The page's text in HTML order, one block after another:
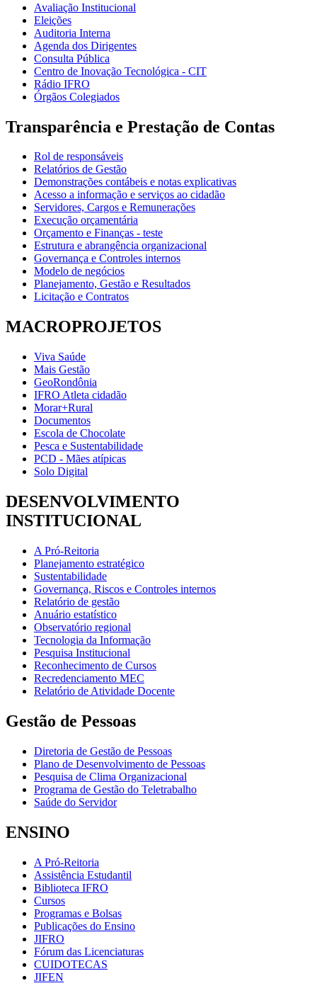
Avaliação Institucional
Eleições
Auditoria Interna
Agenda dos Dirigentes
Consulta Pública
Centro de Inovação Tecnológica - CIT
Rádio IFRO
Órgãos Colegiados
Transparência e Prestação de Contas
Rol de responsáveis
Relatórios de Gestão
Demonstrações contábeis e notas explicativas
Acesso a informação e serviços ao cidadão
Servidores, Cargos e Remunerações
Execução orçamentária
Orçamento e Finanças - teste
Estrutura e abrangência organizacional
Governança e Controles internos
Modelo de negócios
Planejamento, Gestão e Resultados
Licitação e Contratos
MACROPROJETOS
Viva Saúde
Mais Gestão
GeoRondônia
IFRO Atleta cidadão
Morar+Rural
Documentos
Escola de Chocolate
Pesca e Sustentabilidade
PCD - Mães atípicas
Solo Digital
DESENVOLVIMENTO
INSTITUCIONAL
A Pró-Reitoria
Planejamento estratégico
Sustentabilidade
Governança, Riscos e Controles internos
Relatório de gestão
Anuário estatístico
Observatório regional
Tecnologia da Informação
Pesquisa Institucional
Reconhecimento de Cursos
Recredenciamento MEC
Relatório de Atividade Docente
Gestão de Pessoas
Diretoria de Gestão de Pessoas
Plano de Desenvolvimento de Pessoas
Pesquisa de Clima Organizacional
Programa de Gestão do Teletrabalho
Saúde do Servidor
ENSINO
A Pró-Reitoria
Assistência Estudantil
Biblioteca IFRO
Cursos
Programas e Bolsas
Publicações do Ensino
JIFRO
Fórum das Licenciaturas
CUIDOTECAS
JIFEN